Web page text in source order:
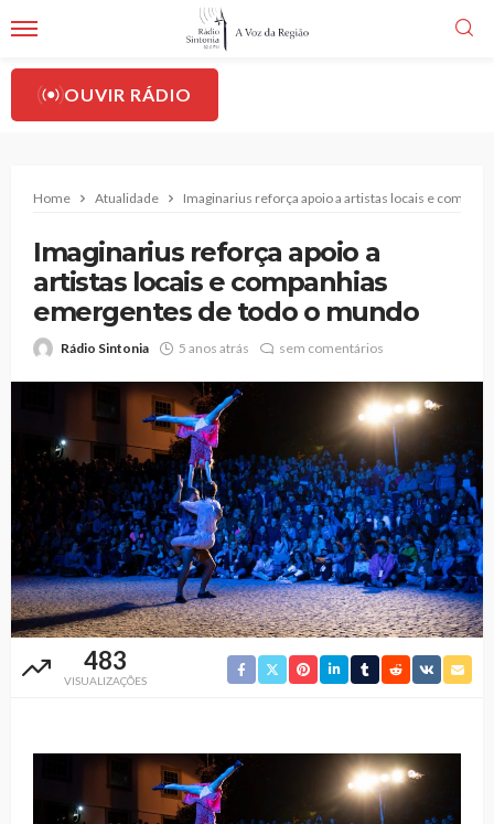
OUVIR RÁDIO
Home Atualidade Imaginarius reforça apoio a artistas locais e
Imaginarius reforça apoio a
artistas locais e companhias
emergentes de todo o mundo
Rádio Sintonia 5 anos atrás sem comentários
483
VISUALIZAÇÕES